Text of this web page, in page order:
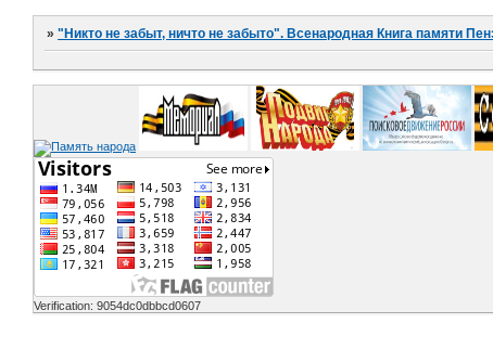
»"Никто не забыт, ничто не забыто". Всенародная Книга памяти
Verification: 9054dc0dbbcd0607